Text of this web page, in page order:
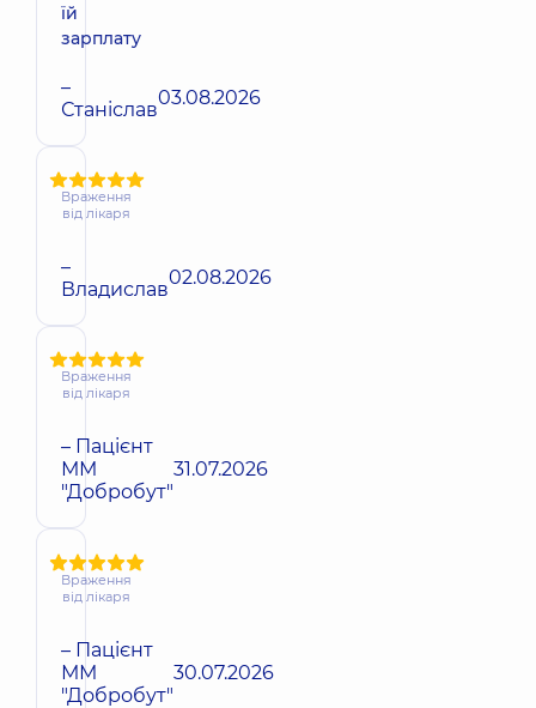
їй
зарплату
–
Станіслав03.08.2026
Враження
від лікаря
–
Владислав02.08.2026
Враження
від лікаря
– Пацієнт
ММ
"Добробут"
31.07.2026
Враження
від лікаря
– Пацієнт
ММ
"Добробут"
30.07.2026